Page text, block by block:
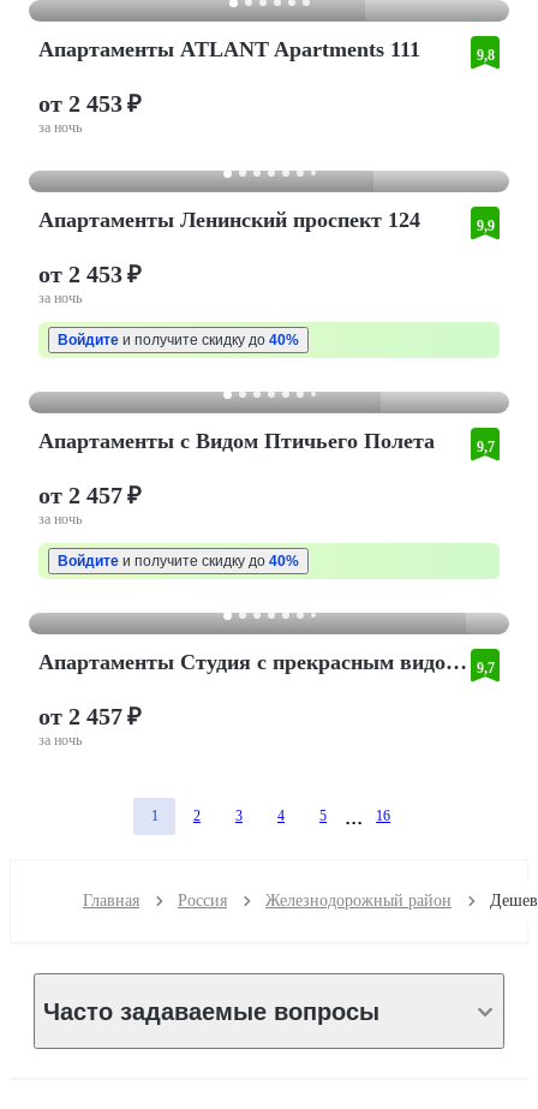
Апартаменты ATLANT Apartments 111 9,8
от 2 453 ₽
за ночь
Апартаменты Ленинский проспект 124 9,9
от 2 453 ₽
за ночь
Войдите и получите скидку до 40%
Апартаменты с Видом Птичьего Полета 9,7
от 2 457 ₽
за ночь
Войдите и получите скидку до 40%
Апартаменты Студия с прекрасным видом на реку 9,7
от 2 457 ₽
за ночь
1 2 3 4 5 16
Главная Россия Железнодорожный район
Часто задаваемые вопросы